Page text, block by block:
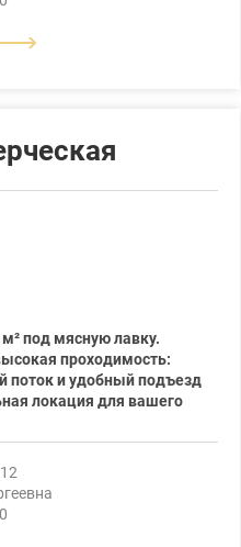
под мясную лавку.
проходимость:
и удобный подъезд
локация для вашего